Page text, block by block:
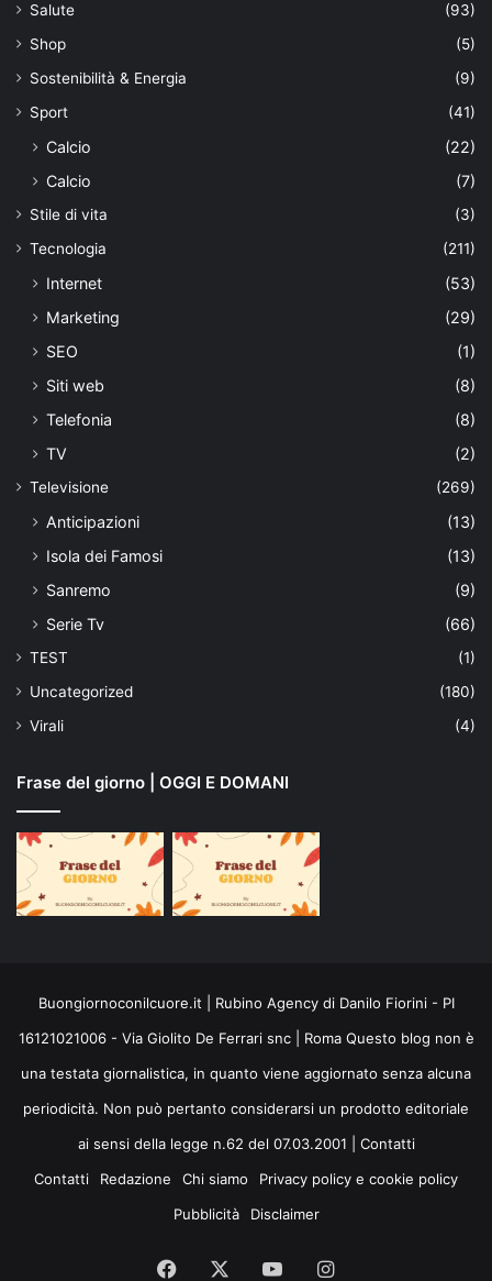
Salute
(93)
Shop
(5)
Sostenibilità & Energia
(9)
Sport
(41)
Calcio
(22)
Calcio
(7)
Stile di vita
(3)
Tecnologia
(211)
Internet
(53)
Marketing
(29)
SEO
(1)
Siti web
(8)
Telefonia
(8)
TV
(2)
Televisione (269)
Anticipazioni
(13)
Isola dei Famosi
(13)
Sanremo
(9)
Serie Tv
(66)
TEST
(1)
Uncategorized
(180)
Virali
(4)
Frase del giorno | OGGI E DOMANI
Buongiornoconilcuore.it | Rubino Agency di Danilo Fiorini - PI
16121021006 - Via Giolito De Ferrari snc | Roma Questo blog non è
una testata giornalistica, in quanto viene aggiornato senza alcuna
periodicità. Non può pertanto considerarsi un prodotto editoriale
ai sensi della legge n.62 del 07.03.2001 | Contatti
Contatti
Redazione Chi siamo
Privacy policy e cookie policy
Pubblicità
Disclaimer